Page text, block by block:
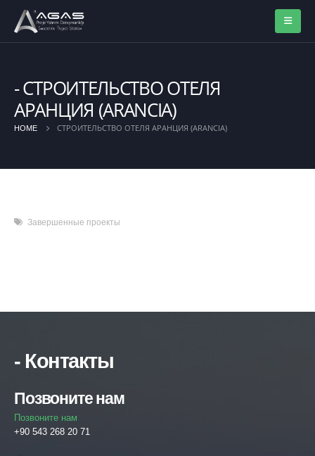
СТРОИТЕЛЬСТВО ОТЕЛЯ
АРАНЦИЯ (ARANCIA)
HOME СТРОИТЕЛЬСТВО ОТЕЛЯ АРАНЦИЯ (ARANCIA)
Завершенные проекты
- Контакты
Позвоните нам
Позвоните нам
+90 543 268 20 71